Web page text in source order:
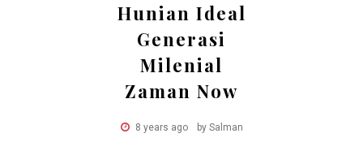
Hunian Ideal
Generasi
Milenial
Zaman Now
8 years ago
by Salman